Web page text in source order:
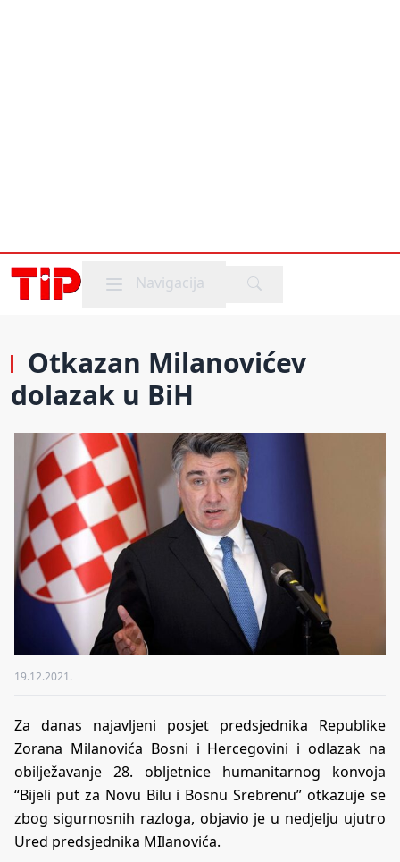
Mobile menu
Navigacija
Otkazan Milanovićev
dolazak u BiH
19.12.2021.
Za danas najavljeni posjet predsjednika Republike
Zorana Milanovića Bosni i Hercegovini i odlazak na
obilježavanje 28. obljetnice humanitarnog konvoja
“Bijeli put za Novu Bilu i Bosnu Srebrenu” otkazuje se
zbog sigurnosnih razloga, objavio je u nedjelju ujutro
Ured predsjednika MIlanovića.